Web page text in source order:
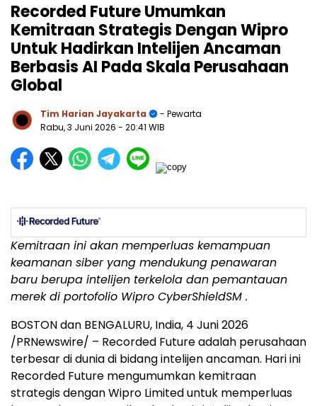
Recorded Future Umumkan
Kemitraan Strategis Dengan Wipro
Untuk Hadirkan Intelijen Ancaman
Berbasis AI Pada Skala Perusahaan
Global
Tim Harian Jayakarta
- Pewarta
Rabu, 3 Juni 2026 - 20:41 WIB
Kemitraan ini akan memperluas kemampuan
keamanan siber yang mendukung penawaran
baru berupa intelijen terkelola dan pemantauan
merek di portofolio Wipro CyberShieldSM .
BOSTON dan BENGALURU, India, 4 Juni 2026
/PRNewswire/ – Recorded Future adalah perusahaan
terbesar di dunia di bidang intelijen ancaman. Hari ini
Recorded Future mengumumkan kemitraan
strategis dengan Wipro Limited untuk memperluas